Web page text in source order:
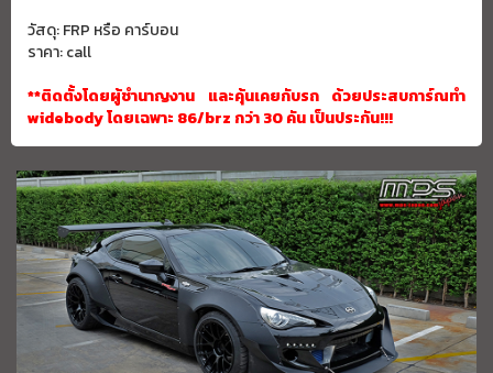
วัสดุ: FRP หรือ คาร์บอน
ราคา: call
**ติดตั้งโดยผู้ชำนาญงาน และคุ้นเคยกับรถ ด้วยประสบการ์ณทำ
widebody โดยเฉพาะ 86/brz กว่า 30 คัน เป็นประกัน!!!